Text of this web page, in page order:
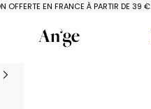
OFFERTE EN FRANCE À PARTIR DE 39 €
Ange Paris